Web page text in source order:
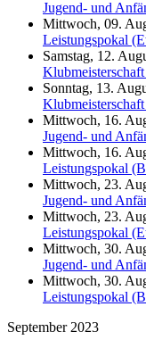
Jugend- und
Mittwoch, 09.
Leistungspokal
Samstag, 12.
Sonntag, 13.
Mittwoch, 16.
Jugend- und
Mittwoch, 16.
Leistungspokal
Mittwoch, 23.
Jugend- und
Mittwoch, 23.
Leistungspokal
Mittwoch, 30.
Jugend- und
Mittwoch, 30.
Leistungspokal
September 2023